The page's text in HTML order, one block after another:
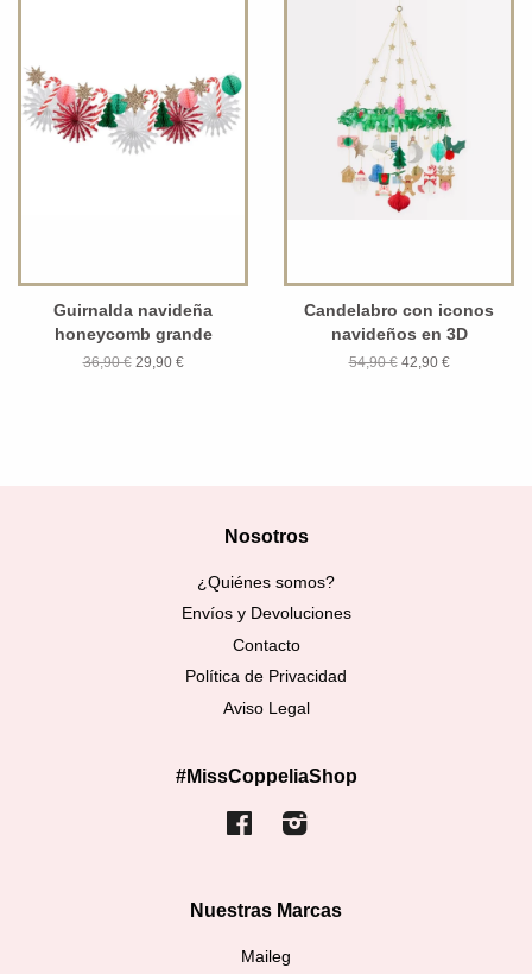
Guirnalda navideña
honeycomb grande
36,90 €29,90 €
Candelabro con iconos
navideños en 3D
54,90 €42,90 €
Nosotros
¿Quiénes somos?
Envíos y Devoluciones
Contacto
Política de Privacidad
Aviso Legal
#MissCoppeliaShop
FacebookInstagram
Nuestras Marcas
Maileg